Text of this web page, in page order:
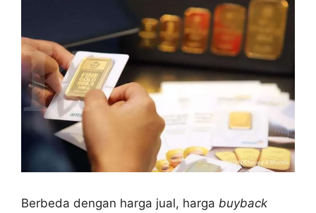
Berbeda dengan harga jual, harga buyback